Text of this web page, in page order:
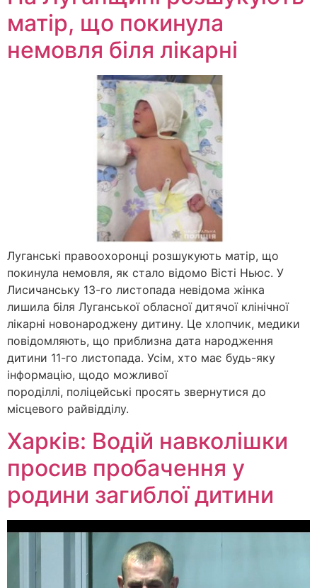
матір, що покинула
немовля біля лікарні
Луганські правоохоронці розшукують матір, що
покинула немовля, як стало відомо Вісті Ньюс. У
Лисичанську 13-го листопада невідома жінка
лишила біля Луганської обласної дитячої клінічної
лікарні новонароджену дитину. Це хлопчик, медики
повідомляють, що приблизна дата народження
дитини 11-го листопада. Усім, хто має будь-яку
інформацію, щодо можливої
породіллі, поліцейські просять звернутися до
місцевого райвідділу.
Харків: Водій навколішки
просив пробачення у
родини загиблої дитини